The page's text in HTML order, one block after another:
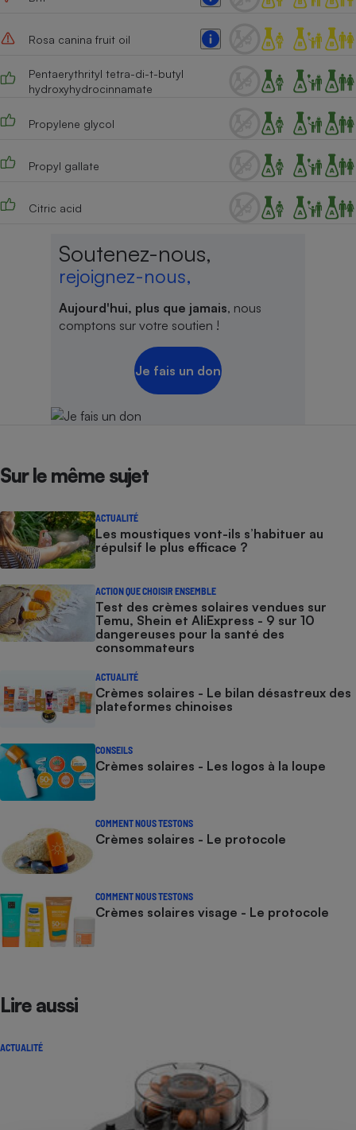
Rosa canina fruit oil
Pentaerythrityl tetra-di-t-butyl
hydroxyhydrocinnamate
Propylene glycol
Propyl gallate
Citric acid
Soutenez-nous,
rejoignez-nous,
Aujourd'hui, plus que jamais, nous
comptons sur votre soutien !
Je fais un don
Sur le même sujet
ACTUALITÉ
Les moustiques vont-ils s’habituer au
répulsif le plus efficace ?
ACTION QUE CHOISIR ENSEMBLE
Test des crèmes solaires vendues sur
Temu, Shein et AliExpress - 9 sur 10
dangereuses pour la santé des
consommateurs
ACTUALITÉ
Crèmes solaires - Le bilan désastreux des
plateformes chinoises
CONSEILS
Crèmes solaires - Les logos à la loupe
COMMENT NOUS TESTONS
Crèmes solaires - Le protocole
COMMENT NOUS TESTONS
Crèmes solaires visage - Le protocole
Lire aussi
ACTUALITÉ